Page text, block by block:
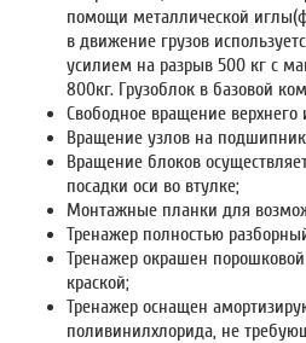
помощи металлической
в движение грузов
усилием на разрыв 500 кг с
800кг. Грузоблок в базовой
Свободное вращение
Вращение узлов на
Вращение блоков
посадки оси во втулке;
Монтажные планки для
Тренажер полностью
Тренажер окрашен
краской;
Тренажер оснащен
поливинилхлорида, не